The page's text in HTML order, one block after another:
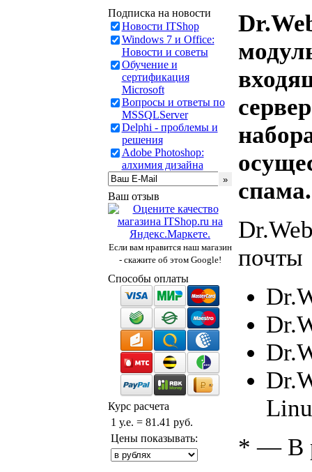
Подписка на новости
Новости ITShop
Windows 7 и Office:
Новости и советы
Обучение и
сертификация
Microsoft
Вопросы и ответы по
MSSQLServer
Delphi - проблемы и
решения
Adobe Photoshop:
алхимия дизайна
Ваш отзыв
Если вам нравится наш магазин
- скажите об этом Google!
Способы оплаты
Курс расчета
1 у.е. = 81.41 руб.
Цены показывать:
спама.
почты
* — В